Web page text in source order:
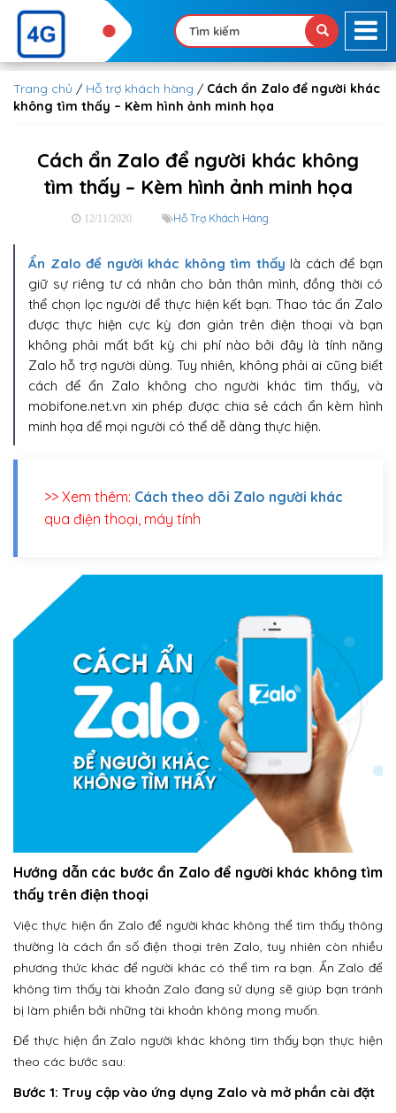
Trang chủ / Hỗ trợ khách hàng / Cách ẩn Zalo để người khác
không tìm thấy – Kèm hình ảnh minh họa
Cách ẩn Zalo để người khác không
tìm thấy – Kèm hình ảnh minh họa
12/11/2020 Hỗ Trợ Khách Hàng
Ẩn Zalo để người khác không tìm thấy là cách để bạn
giữ sự riêng tư cá nhân cho bản thân mình, đồng thời có
thể chọn lọc người để thực hiện kết bạn. Thao tác ẩn Zalo
được thực hiện cực kỳ đơn giản trên điện thoại và bạn
không phải mất bất kỳ chi phí nào bởi đây là tính năng
Zalo hỗ trợ người dùng. Tuy nhiên, không phải ai cũng biết
cách để ẩn Zalo không cho người khác tìm thấy, và
mobifone.net.vn xin phép được chia sẻ cách ẩn kèm hình
minh họa để mọi người có thể dễ dàng thực hiện.
>> Xem thêm: Cách theo dõi Zalo người khác
qua điện thoại, máy tính
Hướng dẫn các bước ẩn Zalo để người khác không tìm
thấy trên điện thoại
Việc thực hiện ẩn Zalo để người khác không thể tìm thấy thông
thường là cách ẩn số điện thoại trên Zalo, tuy nhiên còn nhiều
phương thức khác để người khác có thể tìm ra bạn. Ẩn Zalo để
không tìm thấy tài khoản Zalo đang sử dụng sẽ giúp bạn tránh
bị làm phiền bởi những tài khoản không mong muốn.
Để thực hiện ẩn Zalo người khác không tìm thấy bạn thực hiện
theo các bước sau:
Bước 1: Truy cập vào ứng dụng Zalo và mở phần cài đặt